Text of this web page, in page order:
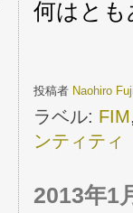
何はとも
投稿者 Naohiro
ラベル: FIM
ンティティ
2013年1